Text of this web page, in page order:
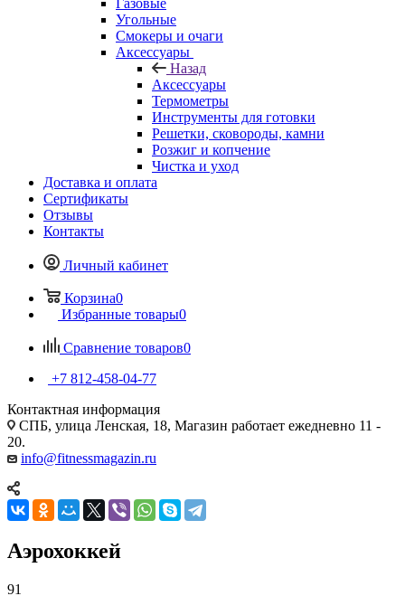
Газовые
Угольные
Смокеры и очаги
Аксессуары
Назад
Аксессуары
Термометры
Инструменты для готовки
Решетки, сковороды, камни
Розжиг и копчение
Чистка и уход
Доставка и оплата
Сертификаты
Отзывы
Контакты
Личный кабинет
Корзина0
Избранные товары0
Сравнение товаров0
+7 812-458-04-77
Контактная информация
СПБ, улица Ленская, 18, Магазин работает ежедневно 11 -
20.
info@fitnessmagazin.ru
Аэрохоккей
91